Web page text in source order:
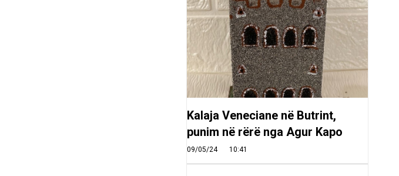
Kalaja Veneciane në Butrint,
punim në rërë nga Agur Kapo
09/05/24 10:41